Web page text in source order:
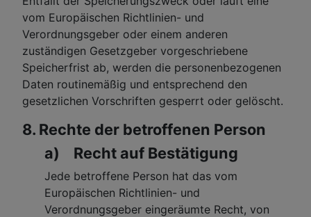
vom Europäischen Richtlinien- und
Verordnungsgeber oder einem anderen
zuständigen Gesetzgeber vorgeschriebene
Speicherfrist ab, werden die personenbezogenen
Daten routinemäßig und entsprechend den
gesetzlichen Vorschriften gesperrt oder gelöscht.
8. Rechte der betroffenen Person
a) Recht auf Bestätigung
Jede betroffene Person hat das vom
Europäischen Richtlinien- und
Verordnungsgeber eingeräumte Recht, von